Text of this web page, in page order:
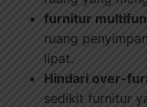
furnitur
ruang
lipat.
Hindari over-
sedikit furnitur